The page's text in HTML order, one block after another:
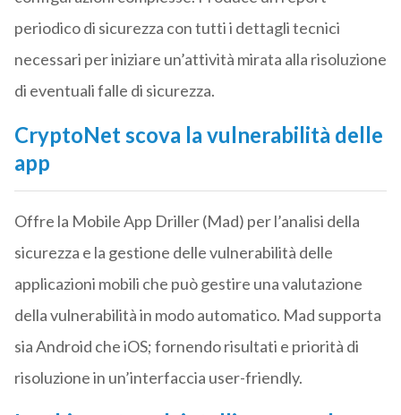
periodico di sicurezza con tutti i dettagli tecnici
necessari per iniziare un’attività mirata alla risoluzione
di eventuali falle di sicurezza.
CryptoNet scova la vulnerabilità delle
app
Offre la Mobile App Driller (Mad) per l’analisi della
sicurezza e la gestione delle vulnerabilità delle
applicazioni mobili che può gestire una valutazione
della vulnerabilità in modo automatico. Mad supporta
sia Android che iOS; fornendo risultati e priorità di
risoluzione in un’interfaccia user-friendly.